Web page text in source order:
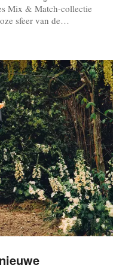
Mix & Match-collectie
sfeer van de
persoonlijke
charmante